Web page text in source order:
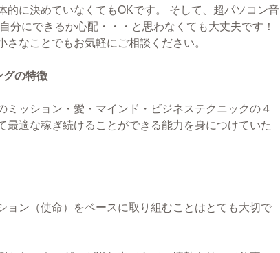
に決めていなくてもOKです。 そして、超パソコン音
分にできるか心配・・・と思わなくても大丈夫です！
なことでもお気軽にご相談ください。
グの特徴
ッション・愛・マインド・ビジネステクニックの４
適な稼ぎ続けることができる能力を身につけていた
ョン（使命）をベースに取り組むことはとても大切で